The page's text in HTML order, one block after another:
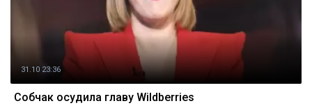
31.10 23:36
Собчак осудила главу Wildberries